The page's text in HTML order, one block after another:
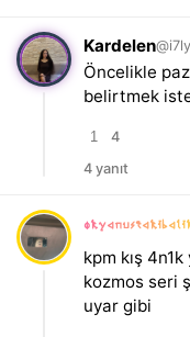
Kardelen
Öncelikle
belirtmek
1
4
4 yanıt
kpm kış
kozmos seri
uyar gibi